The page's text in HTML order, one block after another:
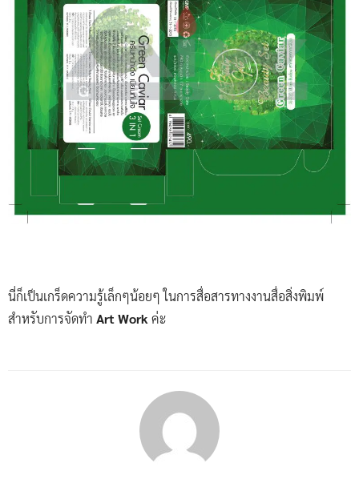
นี่ก็เป็นเกร็ดความรู้เล็กๆน้อยๆ ในการสื่อสารทางงานสื่อสิ่งพิมพ์
สำหรับการจัดทำ Art Work ค่ะ